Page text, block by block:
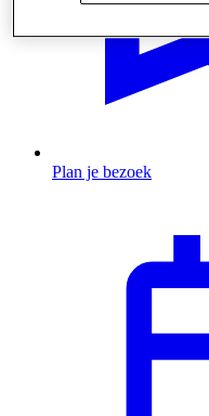
Plan je bezoek